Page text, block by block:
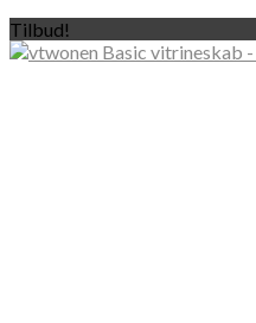
Tilbud!